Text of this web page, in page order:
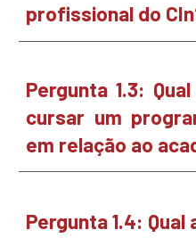
profissional do
Pergunta 1.3:
cursar um
em relação ao
Pergunta 1.4: Qual